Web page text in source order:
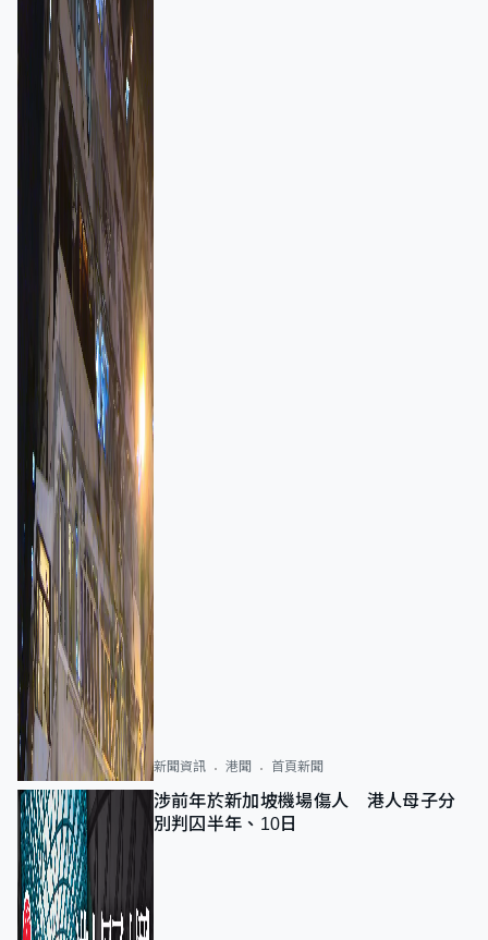
新聞資訊 港聞 首頁新聞
涉前年於新加坡機場傷人 港人母子分
別判囚半年、10日